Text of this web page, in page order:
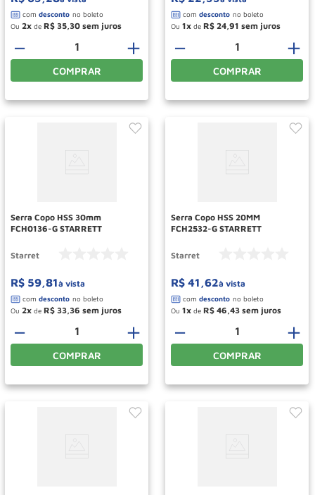
Ou 2 de R$ 35 30
＋
－
COMPRAR
Ou 1 de R$ 24 91
＋
－
COMPRAR
Serra Copo HSS 30mm
FCH0136-G STARRETT
Starret
R$ 59,81à vista
Ou 2 de R$ 33 36
＋
－
COMPRAR
Serra Copo HSS 20MM
FCH2532-G STARRETT
Starret
R$ 41 ,62à vista
Ou 1 de R$ 46 43
＋
－
COMPRAR